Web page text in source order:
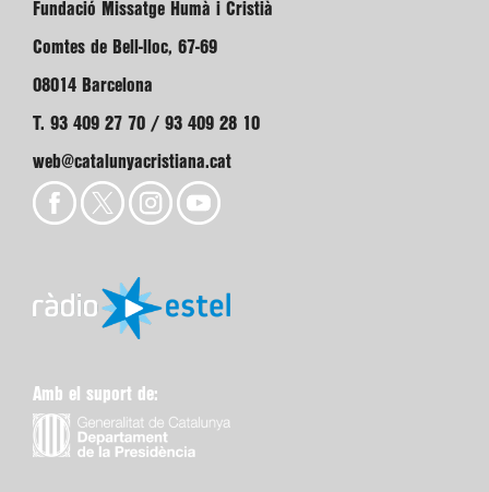
Fundació Missatge Humà i Cristià
Comtes de Bell-lloc, 67-69
08014 Barcelona
T. 93 409 27 70 / 93 409 28 10
web@catalunyacristiana.cat
Amb el suport de: